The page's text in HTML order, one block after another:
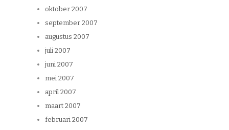
oktober 2007
september 2007
augustus 2007
juli 2007
juni 2007
mei 2007
april 2007
maart 2007
februari 2007